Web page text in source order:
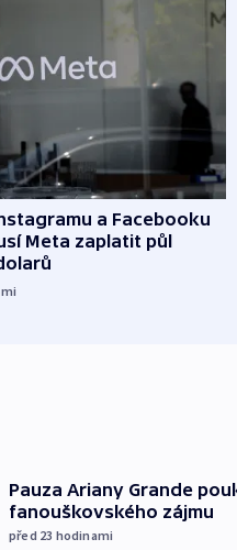
a Facebooku
Meta zaplatit půl
Pauza Ariany Grande
fanouškovského zájmu
před 23 hodinami